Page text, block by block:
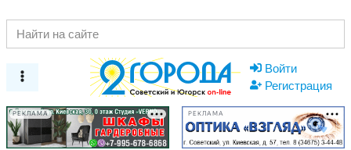
Войти
Регистрация
РЕКЛАМА РЕКЛАМА